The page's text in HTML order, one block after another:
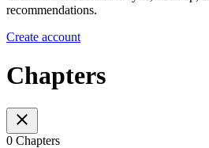
recommendations.
Create account
Chapters
0 Chapters